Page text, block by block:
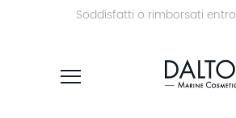
Soddisfatti o rimborsati